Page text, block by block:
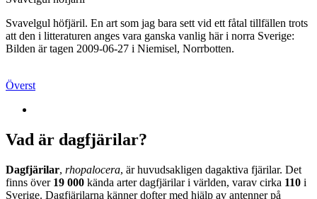
Svavelgul höfjäril. En art som jag bara sett vid ett fåtal tillfällen trots
att den i litteraturen anges vara ganska vanlig här i norra Sverige:
Bilden är tagen 2009-06-27 i Niemisel, Norrbotten.
Överst
Vad är dagfjärilar?
Dagfjärilar, rhopalocera, är huvudsakligen dagaktiva fjärilar. Det
finns över 19 000 kända arter dagfjärilar i världen, varav cirka 110 i
Sverige. Dagfjärilarna känner dofter med hjälp av antenner på